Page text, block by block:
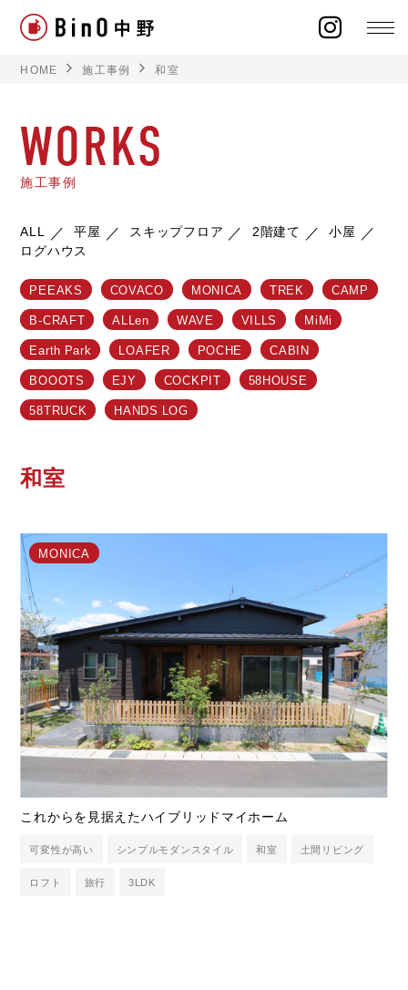
ラインナップ
施工事例
オーナー様の声
モデルハウス
ライフスタイル
ブログ
会社概要
スタッフ紹介
採用情報
HOME 施工事例 和室
WORKS
施工事例
ALL 平屋 スキップフロア 2階建て
小屋
ログハウス
PEEAKS COVACO MONICA TREK
CAMP
B-CRAFT
ALLen WAVE VILLS
MiMi
Earth Park
LOAFER POCHE
CABIN
BOOOTS
EJY COCKPIT
58HOUSE
58TRUCK
HANDS LOG
和室
これからを見据えたハイブリッドマイホーム
MONICA
可変性が高い シンプルモダンスタイル 和室 土間リビング
ロフト 旅行 3LDK